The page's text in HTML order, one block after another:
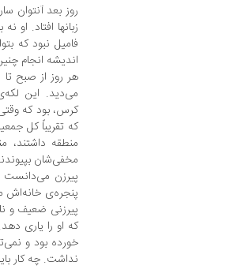
روز بعد آنتوان
زبانها افتاد.
فامیل نبود که
اندیشه انجام
هر روز از صبح
می‌دید. این
کرس، بود که
که تقریباً کل
منطقه داشتند،
مخفی‌شان
پیرزن می‌دانست
پنجره‌ی خانه‌اش
پیرزنی ضعیف و
که او را یاری
خورده بود و
نداشت. چه کار